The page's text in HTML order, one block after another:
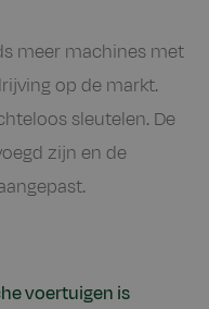
meer machines met
op de markt.
sleutelen. De
zijn en de
voertuigen is